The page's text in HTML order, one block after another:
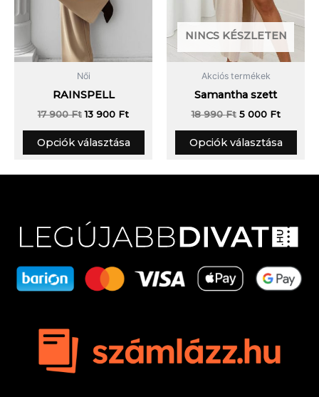
Női
RAINSPELL
17 900Ft 13 900 Ft
Opciók választása
NINCS KÉSZLETEN
Akciós termékek
Samantha szett
18 990Ft 5 000 Ft
Opciók választása
ki